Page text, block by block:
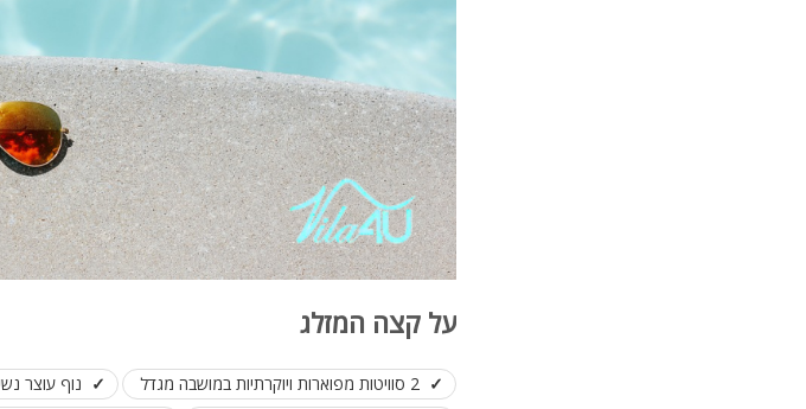
על קצה המזלג
2 סוויטות מפוארות ויוקרתיות במושבה מגדל נוף עוצר